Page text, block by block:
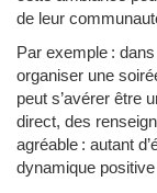
de leur
Par exemple :
organiser une
peut s’avérer être
direct, des
agréable : autant
dynamique